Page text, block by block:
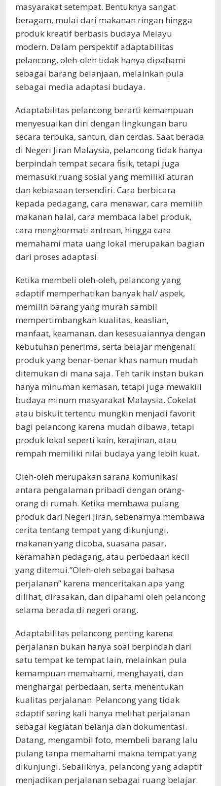
masyarakat setempat. Bentuknya sangat
beragam, mulai dari makanan ringan hingga
produk kreatif berbasis budaya Melayu
modern. Dalam perspektif adaptabilitas
pelancong, oleh-oleh tidak hanya dipahami
sebagai barang belanjaan, melainkan pula
sebagai media adaptasi budaya.
Adaptabilitas pelancong berarti kemampuan
menyesuaikan diri dengan lingkungan baru
secara terbuka, santun, dan cerdas. Saat berada
di Negeri Jiran Malaysia, pelancong tidak hanya
berpindah tempat secara fisik, tetapi juga
memasuki ruang sosial yang memiliki aturan
dan kebiasaan tersendiri. Cara berbicara
kepada pedagang, cara menawar, cara memilih
makanan halal, cara membaca label produk,
cara menghormati antrean, hingga cara
memahami mata uang lokal merupakan bagian
dari proses adaptasi.
Ketika membeli oleh-oleh, pelancong yang
adaptif memperhatikan banyak hal/ aspek,
memilih barang yang murah sambil
mempertimbangkan kualitas, keaslian,
manfaat, keamanan, dan kesesuaiannya dengan
kebutuhan penerima, serta belajar mengenali
produk yang benar-benar khas namun mudah
ditemukan di mana saja. Teh tarik instan bukan
hanya minuman kemasan, tetapi juga mewakili
budaya minum masyarakat Malaysia. Cokelat
atau biskuit tertentu mungkin menjadi favorit
bagi pelancong karena mudah dibawa, tetapi
produk lokal seperti kain, kerajinan, atau
rempah memiliki nilai budaya yang lebih kuat.
Oleh-oleh merupakan sarana komunikasi
antara pengalaman pribadi dengan orang-
orang di rumah. Ketika membawa pulang
produk dari Negeri Jiran, sebenarnya membawa
cerita tentang tempat yang dikunjungi,
makanan yang dicoba, suasana pasar,
keramahan pedagang, atau perbedaan kecil
yang ditemui.”Oleh-oleh sebagai bahasa
perjalanan” karena menceritakan apa yang
dilihat, dirasakan, dan dipahami oleh pelancong
selama berada di negeri orang.
Adaptabilitas pelancong penting karena
perjalanan bukan hanya soal berpindah dari
satu tempat ke tempat lain, melainkan pula
kemampuan memahami, menghayati, dan
menghargai perbedaan, serta menentukan
kualitas perjalanan. Pelancong yang tidak
adaptif sering kali hanya melihat perjalanan
sebagai kegiatan belanja dan dokumentasi.
Datang, mengambil foto, membeli barang lalu
pulang tanpa memahami makna tempat yang
dikunjungi. Sebaliknya, pelancong yang adaptif
menjadikan perjalanan sebagai ruang belajar.